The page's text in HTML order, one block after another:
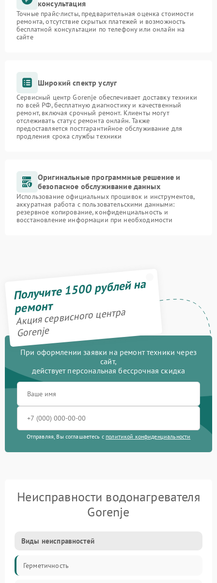
консультация
Точные прайс-листы, предварительная оценка стоимости
ремонта, отсутствие скрытых платежей и возможность
бесплатной консультации по телефону или онлайн на
сайте
Широкий спектр услуг
Сервисный центр Gorenje обеспечивает доставку техники
по всей РФ, бесплатную диагностику и качественный
ремонт, включая срочный ремонт. Клиенты могут
отслеживать статус ремонта онлайн. Также
предоставляется постгарантийное обслуживание для
продления срока службы техники
Оригинальные программные решение и
безопасное обслуживание данных
Использование официальных прошивок и инструментов,
аккуратная работа с пользовательскими данными:
резервное копирование, конфиденциальность и
восстановление информации при необходимости
Получите 1500 рублей на
ремонт
Акция сервисного центра
Gorenje
При оформлении заявки на ремонт техники через
сайт,
действует персональная бессрочная скидка
Отправляя, Вы соглашаетесь с политикой конфиденциальности
Неисправности водонагревателя
Gorenje
Виды неисправностей
Герметичность